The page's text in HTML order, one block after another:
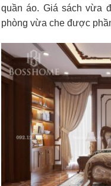
quần áo. Giá sách vừa
phòng vừa che được